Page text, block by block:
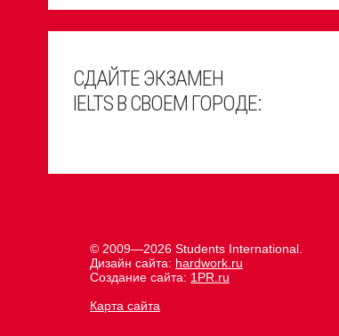
СДАЙТЕ ЭКЗАМЕН
IELTS В СВОЕМ ГОРОДЕ:
© 2009—2026 Students International.
Дизайн сайта: hardwork.ru
Создание сайта: 1PR.ru
Карта сайта